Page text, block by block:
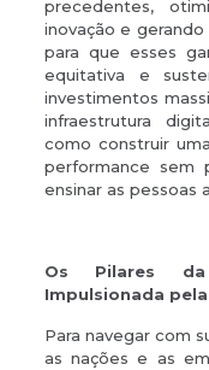
precedentes,
inovação e
para que esses
equitativa e
investimentos
infraestrutura
como construir
performance sem
ensinar as pessoas
Os Pilares da
Impulsionada pela
Para navegar com
as nações e as